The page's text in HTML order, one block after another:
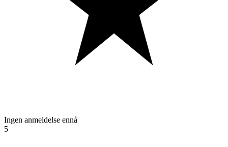
Ingen anmeldelse ennå
5